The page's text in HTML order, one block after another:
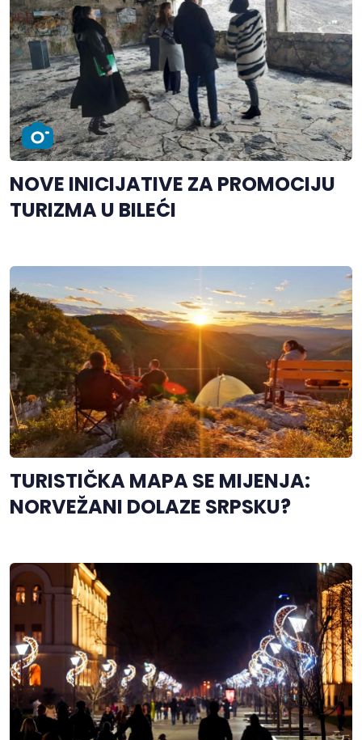
NOVE INICIJATIVE ZA PROMOCIJU
TURIZMA U BILEĆI
TURISTIČKA MAPA SE MIJENJA:
NORVEŽANI DOLAZE SRPSKU?